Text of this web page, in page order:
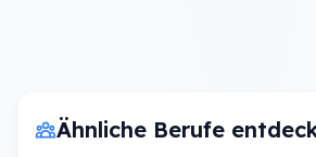
Ähnliche Berufe